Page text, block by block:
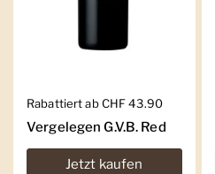
Regulärer Preis
Rabattiert ab CHF 43.90
Vergelegen G.V.B. Red
Jetzt kaufen